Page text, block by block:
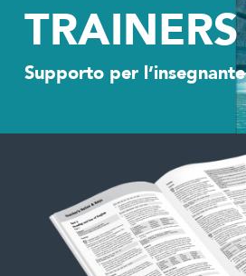
TRAINERS
Supporto per l’insegnante